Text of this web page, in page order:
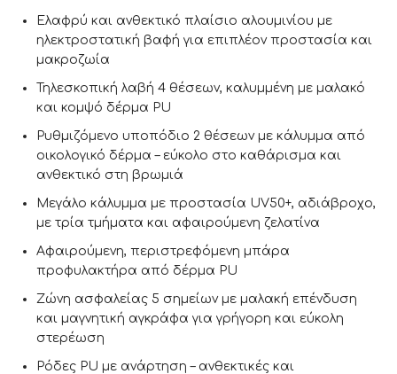
Ελαφρύ και ανθεκτικό πλαίσιο αλουμινίου με
ηλεκτροστατική βαφή για επιπλέον προστασία και
μακροζωία
Τηλεσκοπική λαβή 4 θέσεων, καλυμμένη με μαλακό
και κομψό δέρμα PU
Ρυθμιζόμενο υποπόδιο 2 θέσεων με κάλυμμα από
οικολογικό δέρμα – εύκολο στο καθάρισμα και
ανθεκτικό στη βρωμιά
Μεγάλο κάλυμμα με προστασία UV50+, αδιάβροχο,
με τρία τμήματα και αφαιρούμενη ζελατίνα
Αφαιρούμενη, περιστρεφόμενη μπάρα
προφυλακτήρα από δέρμα PU
Ζώνη ασφαλείας 5 σημείων με μαλακή επένδυση
και μαγνητική αγκράφα για γρήγορη και εύκολη
στερέωση
Ρόδες PU με ανάρτηση – ανθεκτικές και